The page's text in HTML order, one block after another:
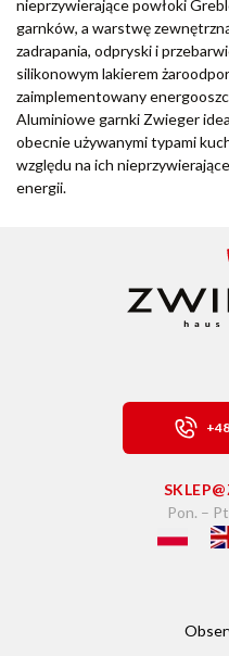
nieprzywierające powłoki
garnków, a warstwę
zadrapania, odpryski i
silikonowym lakierem
zaimplementowany
Aluminiowe garnki Zwieger
obecnie używanymi typami
względu na ich
energii.
Pon. –